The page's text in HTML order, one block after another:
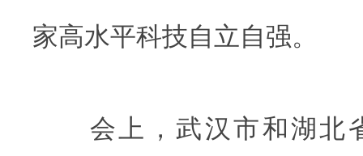
家高水平科技自立自强。
会上，武汉市和湖北